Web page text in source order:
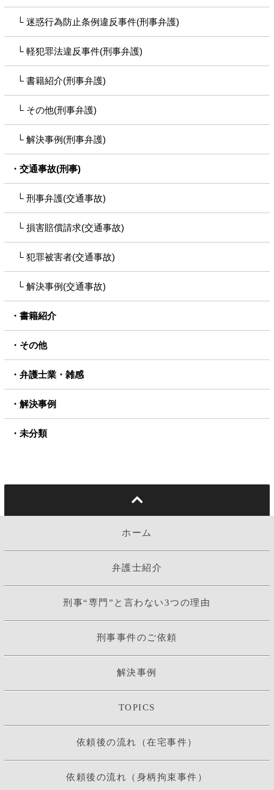
迷惑行為防止条例違反事件(刑事弁護)
軽犯罪法違反事件(刑事弁護)
書籍紹介(刑事弁護)
その他(刑事弁護)
解決事例(刑事弁護)
交通事故(刑事)
刑事弁護(交通事故)
損害賠償請求(交通事故)
犯罪被害者(交通事故)
解決事例(交通事故)
書籍紹介
その他
弁護士業・雑感
解決事例
未分類
ホーム
弁護士紹介
刑事“専門”と言わない3つの理由
刑事事件のご依頼
解決事例
TOPICS
依頼後の流れ（在宅事件）
依頼後の流れ（身柄拘束事件）